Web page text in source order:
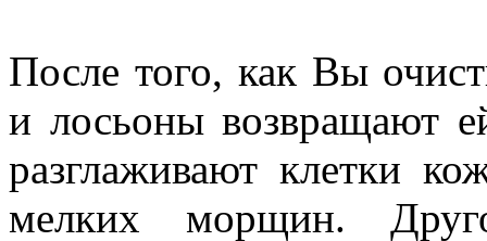
После того, как Вы
и лосьоны возвращают
разглаживают клетки
мелких морщин.